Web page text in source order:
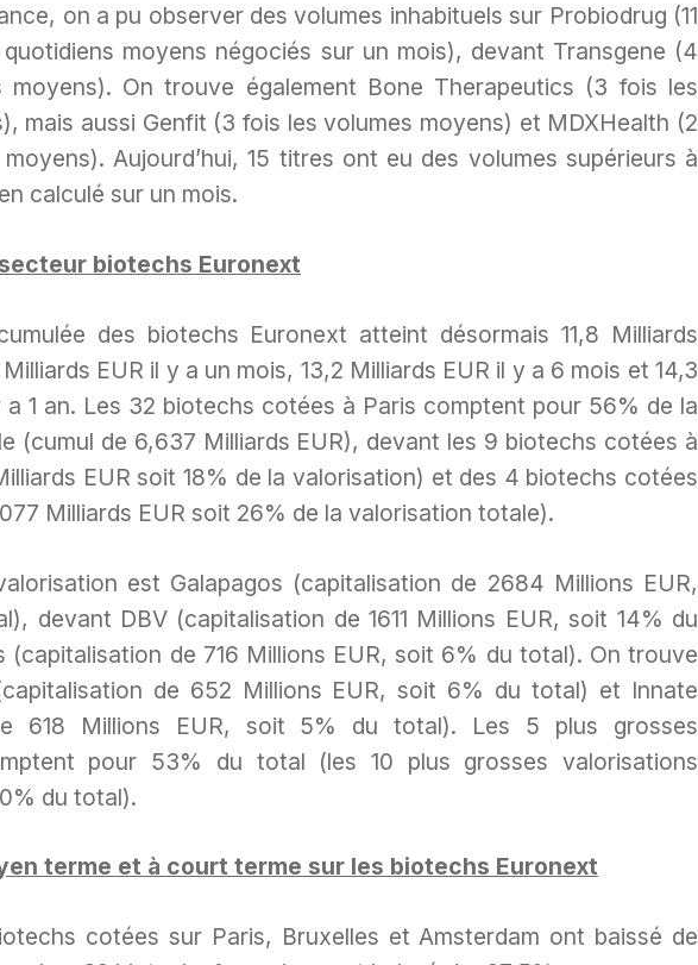
on a pu observer des volumes inhabituels sur Probiodrug (11
moyens négociés sur un mois), devant Transgene (4
moyens). On trouve également Bone Therapeutics (3 fois les
mais aussi Genfit (3 fois les volumes moyens) et MDXHealth (2
Aujourd’hui, 15 titres ont eu des volumes supérieurs à
calculé sur un mois.
biotechs Euronext
des biotechs Euronext atteint désormais 11,8 Milliards
EUR il y a un mois, 13,2 Milliards EUR il y a 6 mois et 14,3
a 1 an. Les 32 biotechs cotées à Paris comptent pour 56% de la
(cumul de 6,637 Milliards EUR), devant les 9 biotechs cotées à
EUR soit 18% de la valorisation) et des 4 biotechs cotées
Milliards EUR soit 26% de la valorisation totale).
est Galapagos (capitalisation de 2684 Millions EUR,
devant DBV (capitalisation de 1611 Millions EUR, soit 14% du
(capitalisation de 716 Millions EUR, soit 6% du total). On trouve
de 652 Millions EUR, soit 6% du total) et Innate
618 Millions EUR, soit 5% du total). Les 5 plus grosses
pour 53% du total (les 10 plus grosses valorisations
du total).
terme et à court terme sur les biotechs Euronext
cotées sur Paris, Bruxelles et Amsterdam ont baissé de